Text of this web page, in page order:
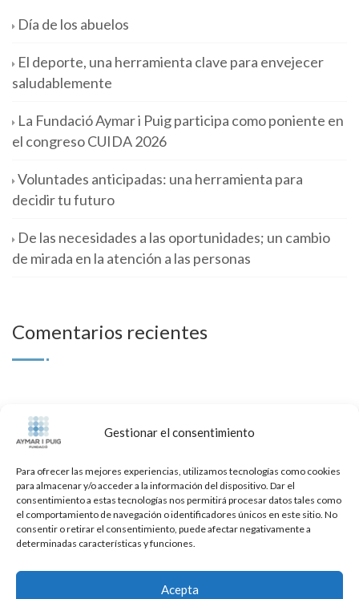
Gestionar el consentimiento
Para ofrecer las mejores experiencias, utilizamos tecnologías como cookies
para almacenar y/o acceder a la información del dispositivo. Dar el
consentimiento a estas tecnologías nos permitirá procesar datos tales como
el comportamiento de navegación o identificadores únicos en este sitio. No
consentir o retirar el consentimiento, puede afectar negativamente a
determinadas características y funciones.
Acepta
Día de los abuelos
El deporte, una herramienta clave para envejecer
saludablemente
La Fundació Aymar i Puig participa como poniente en
el congreso CUIDA 2026
Voluntades anticipadas: una herramienta para
decidir tu futuro
De las necesidades a las oportunidades; un cambio
de mirada en la atención a las personas
Comentarios recientes
Archivos
julio 2026(2)
junio 2026(1)
mayo 2026(1)